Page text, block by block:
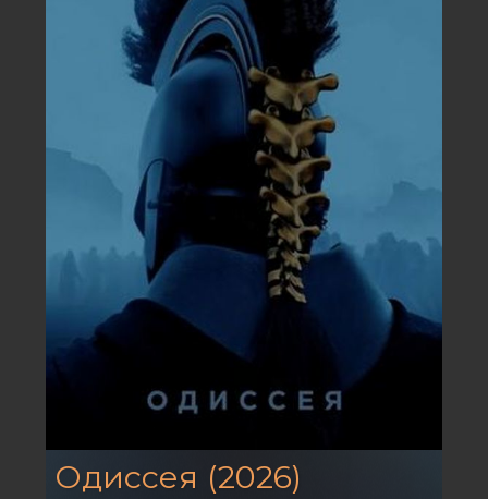
Одиссея (2026)